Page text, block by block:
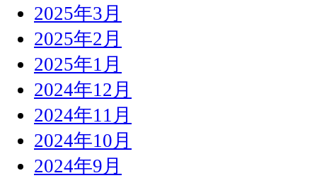
2025年3月
2025年2月
2025年1月
2024年12月
2024年11月
2024年10月
2024年9月